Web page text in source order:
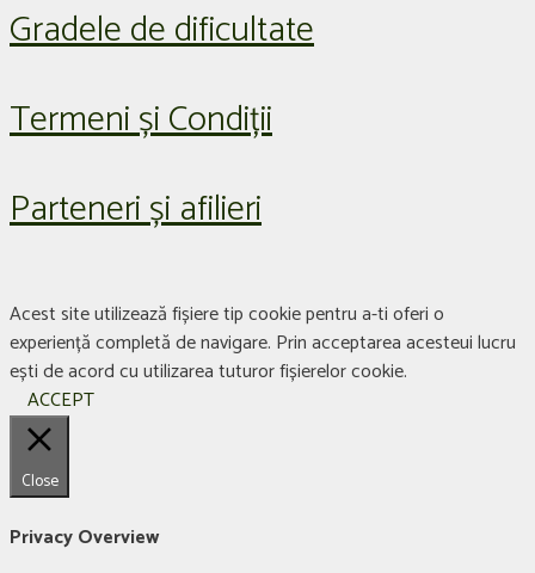
Gradele de dificultate
Termeni și Condiții
Parteneri și afilieri
Acest site utilizează fișiere tip cookie pentru a-ti oferi o
experiență completă de navigare. Prin acceptarea acesteui lucru
ești de acord cu utilizarea tuturor fișierelor cookie.
ACCEPT
Close
Privacy Overview